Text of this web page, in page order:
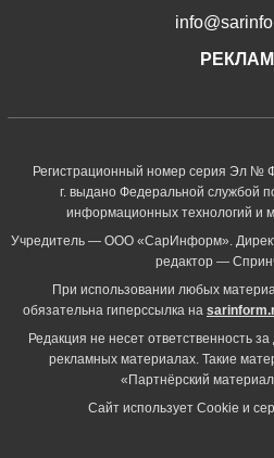
Регистрационный номер серия Эл №
г. выдано Федеральной службой
информационных технологий и
Учредитель — ООО «СарИнформ».
редактор —
При использовании любых
обязательна гиперссылка на
Редакция не несет ответственность
рекламных материалах. Такие
«Партнёрский
Сайт использует Cookie и